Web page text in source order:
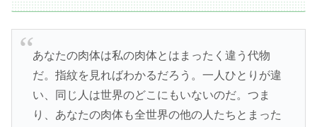
あなたの肉体は私の肉体とはまったく違う代物
だ。指紋を見ればわかるだろう。一人ひとりが違
い、同じ人は世界のどこにもいないのだ。つま
り、あなたの肉体も全世界の他の人たちとまった